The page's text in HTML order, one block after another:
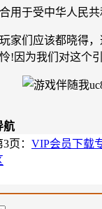
用于受中华人民
家们应该都晓得
!因为我们对这个
航
3页： VIP会员下载